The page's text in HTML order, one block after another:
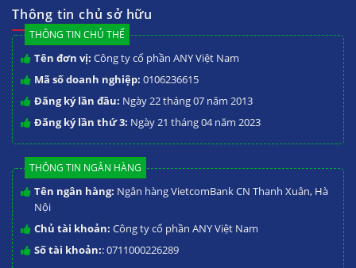
Thông tin chủ sở hữu
THÔNG TIN CHỦ THỂ
Tên đơn vị: Công ty cổ phần ANY Việt Nam
Mã số doanh nghiệp: 0106236615
Đăng ký lần đầu: Ngày 22 tháng 07 năm 2013
Đăng ký lần thứ 3: Ngày 21 tháng 04 năm 2023
THÔNG TIN NGÂN HÀNG
Tên ngân hàng: Ngân hàng VietcomBank CN Thanh Xuân, Hà
Nội
Chủ tài khoản: Công ty cổ phần ANY Việt Nam
Số tài khoản:: 0711000226289